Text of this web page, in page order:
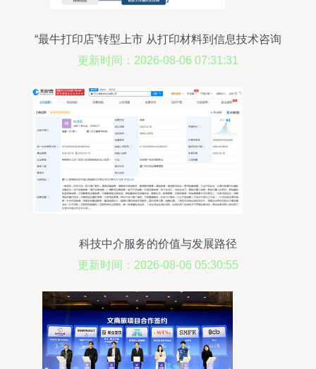
“最牛打印店”转型上市 从打印材料到信息技术咨询
的华丽蜕变
更新时间：2026-08-06 07:31:31
科技中介服务的价值与发展路径
更新时间：2026-08-06 05:30:55